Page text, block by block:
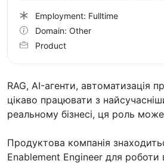
RAG, AI-агенти, автоматизація
цікаво працювати з
реальному бізнесі, ця роль
Продуктова компанія
Enablement Engineer для роботи
Employment: Fulltime
Domain: Other
Product